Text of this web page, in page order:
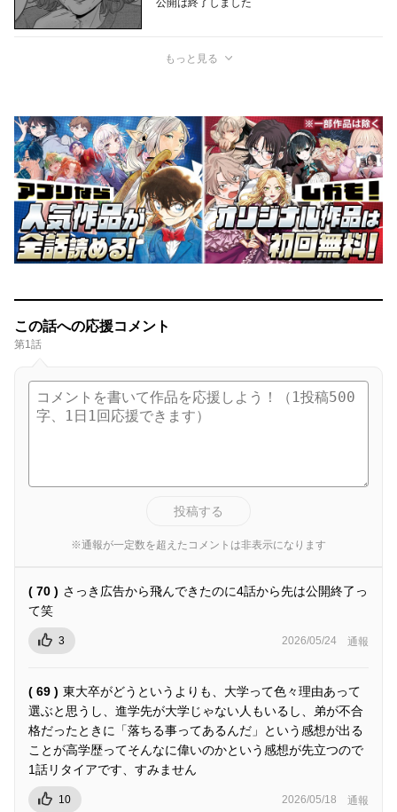
公開は終了しました
もっと見る
この話への応援コメント
第1話
投稿する
※通報が一定数を超えたコメントは非表示になります
( 70 ) さっき広告から飛んできたのに4話から先は公開終了っ
て笑
3 2026/05/24 通報
( 69 ) 東大卒がどうというよりも、大学って色々理由あって
選ぶと思うし、進学先が大学じゃない人もいるし、弟が不合
格だったときに「落ちる事ってあるんだ」という感想が出る
ことが高学歴ってそんなに偉いのかという感想が先立つので
1話リタイアです、すみません
10 2026/05/18 通報